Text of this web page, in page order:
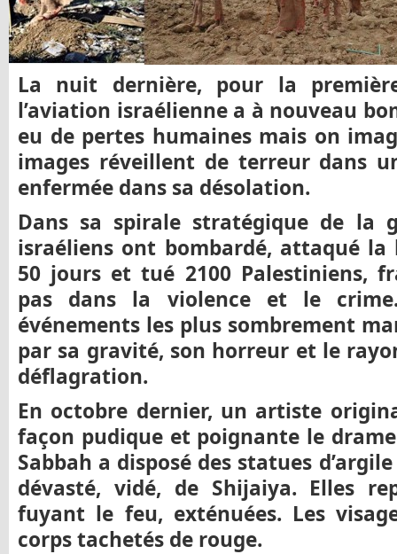
La nuit dernière, pour la
l’aviation israélienne a à nouveau
eu de pertes humaines mais on
images réveillent de terreur dans
enfermée dans sa désolation.
Dans sa spirale stratégique de la
israéliens ont bombardé, attaqué la
50 jours et tué 2100 Palestiniens,
pas dans la violence et le
événements les plus sombrement
par sa gravité, son horreur et le
déflagration.
En octobre dernier, un artiste
façon pudique et poignante le
Sabbah a disposé des statues
dévasté, vidé, de Shijaiya. Elles
fuyant le feu, exténuées. Les
corps tachetés de rouge.